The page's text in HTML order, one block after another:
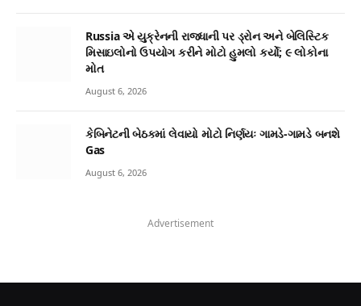
Russia એ યુક્રેનની રાજધાની પર ડ્રોન અને બેલિસ્ટિક
મિસાઇલોનો ઉપયોગ કરીને મોટો હુમલો કર્યો; ૯ લોકોના
મોત
August 6, 2026
કેબિનેટની બેઠકમાં લેવાયો મોટો નિર્ણયઃ ગામડે-ગામડે બનશે
Gas
August 6, 2026
Advertisement